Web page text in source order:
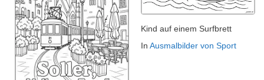
Kind auf einem Surfbrett
In Ausmalbilder von Sport